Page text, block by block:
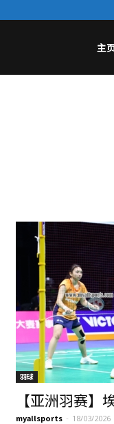
主
羽球
【亚洲羽赛】
myallsports - 18/03/2026